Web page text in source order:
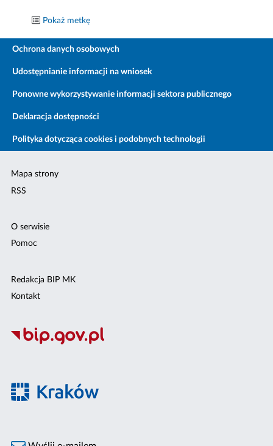
Pokaż metkę
Ochrona danych osobowych
Udostępnianie informacji na wniosek
Ponowne wykorzystywanie informacji sektora publicznego
Deklaracja dostępności
Polityka dotycząca cookies i podobnych technologii
Mapa strony
RSS
O serwisie
Pomoc
Redakcja BIP MK
Kontakt